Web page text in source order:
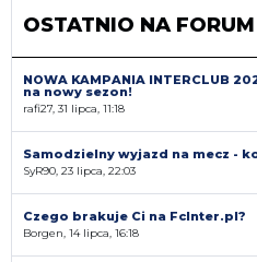
OSTATNIO NA FORUM
NOWA KAMPANIA INTERCLUB
na nowy sezon!
rafi27, 31 lipca, 11:18
Samodzielny wyjazd na mecz -
SyR90, 23 lipca, 22:03
Czego brakuje Ci na FcInter.pl?
Borgen, 14 lipca, 16:18